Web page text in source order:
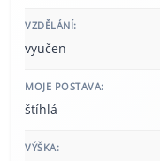
VZDĚLÁNÍ:
vyučen
MOJE POSTAVA:
štíhlá
VÝŠKA: